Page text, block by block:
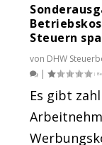
Steuern
von DHW
|
Es gibt